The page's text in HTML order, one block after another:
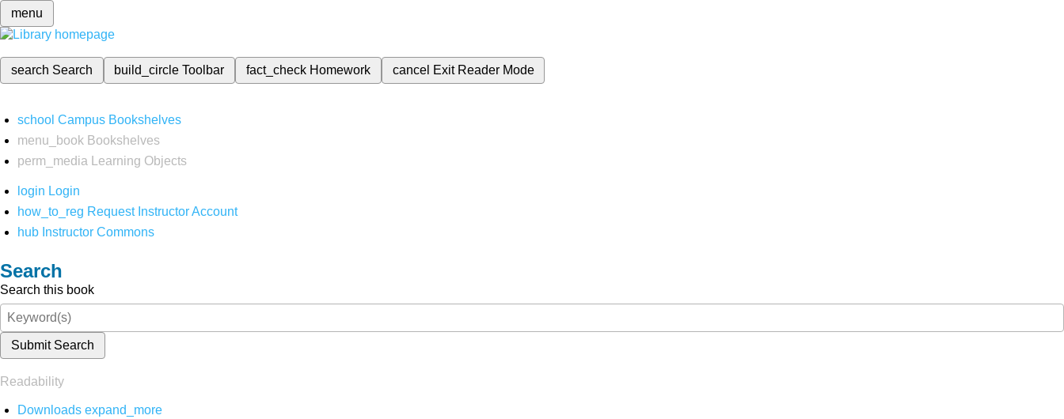
menu
search Search build_circleToolbar fact_check Homework cancel Exit Reader Mode
school Campus Bookshelves
menu_book Bookshelves
perm_media
Learning Objects
login Login
how_to_reg Request Instructor Account
hub Instructor Commons
Search
Search this book
Submit Search
Readability
Downloads expand_more